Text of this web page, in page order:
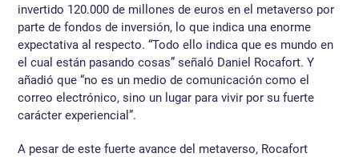
invertido 120.000 de millones de euros en el metaverso por
parte de fondos de inversión, lo que indica una enorme
expectativa al respecto. “Todo ello indica que es mundo en
el cual están pasando cosas” señaló Daniel Rocafort. Y
añadió que “no es un medio de comunicación como el
correo electrónico, sino un lugar para vivir por su fuerte
carácter experiencial”.
A pesar de este fuerte avance del metaverso, Rocafort